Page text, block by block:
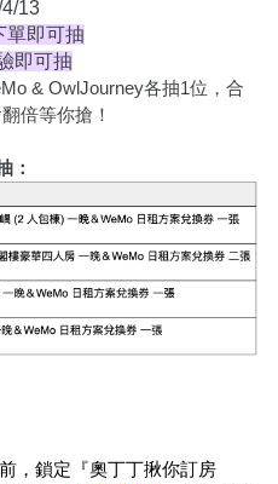
單即可抽
即可抽
& OwlJourney各抽1位，合
倍等你搶！
：
，鎖定『奧丁丁揪你訂房